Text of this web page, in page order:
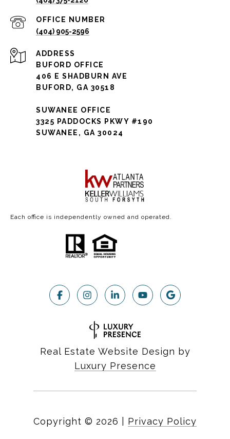
(404) 905-2596
ADDRESS
BUFORD OFFICE
406 E SHADBURN AVE
BUFORD, GA 30518
SUWANEE OFFICE
3325 PADDOCKS PKWY #190
SUWANEE, GA 30024
Each office is independently owned and operated.
Real Estate Website Design by
Luxury Presence
Copyright © 2026 Privacy Policy